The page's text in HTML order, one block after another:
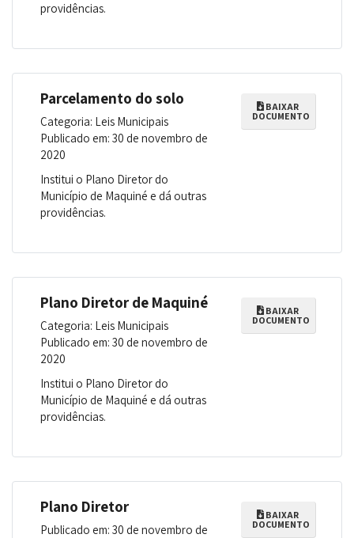
providências.
Parcelamento do solo
Categoria: Leis Municipais
Publicado em: 30 de novembro de
2020
Institui o Plano Diretor do
Município de Maquiné e dá outras
providências.
BAIXAR
DOCUMENTO
Plano Diretor de Maquiné
Categoria: Leis Municipais
Publicado em: 30 de novembro de
2020
Institui o Plano Diretor do
Município de Maquiné e dá outras
providências.
BAIXAR
DOCUMENTO
Plano Diretor
Publicado em: 30 de novembro de
BAIXAR
DOCUMENTO